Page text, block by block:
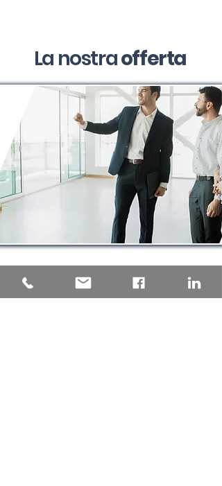
La nostraofferta
Una consulenza tecnica
progettata su misura per il tuo